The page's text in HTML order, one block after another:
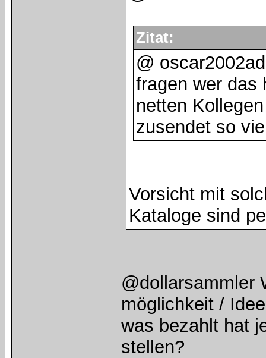
Zitat:
@
fragen wer das
netten
zusendet so
Vorsicht mit
Kataloge sind
@dollarsammler
möglichkeit /
was bezahlt hat
stellen?